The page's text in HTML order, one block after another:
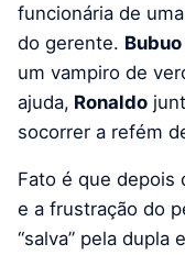
funcionária de uma
do gerente. Bubuo
um vampiro de
ajuda, Ronaldo
socorrer a refém
Fato é que depois
e a frustração do
“salva” pela dupla